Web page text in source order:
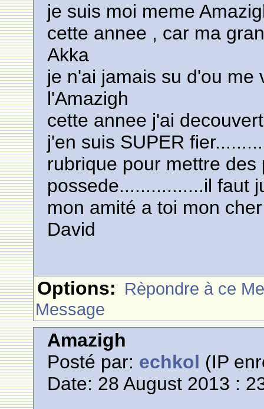
je suis moi meme
cette annee , car ma
Akka
je n'ai jamais su d'ou me
l'Amazigh
cette annee j'ai
j'en suis SUPER
rubrique pour mettre des
possede................il faut
mon amité a toi mon
David
Options: Rèpondre à ce
Message
Amazigh
Posté par: echkol (IP
Date: 28 August 2013 :